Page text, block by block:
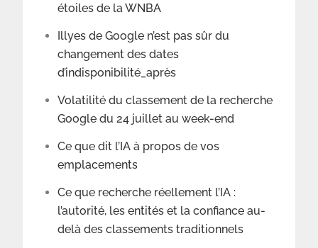
étoiles de la WNBA
Illyes de Google n’est pas sûr du
changement des dates
d’indisponibilité_après
Volatilité du classement de la recherche
Google du 24 juillet au week-end
Ce que dit l’IA à propos de vos
emplacements
Ce que recherche réellement l’IA :
l’autorité, les entités et la confiance au-
delà des classements traditionnels